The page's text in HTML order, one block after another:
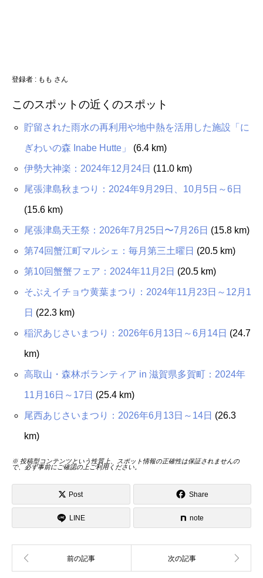
登録者 : もも さん
このスポットの近くのスポット
貯留された雨水の再利用や地中熱を活用した施設「に
ぎわいの森 Inabe Hutte」 (6.4 km)
伊勢大神楽：2024年12月24日 (11.0 km)
尾張津島秋まつり：2024年9月29日、10月5日～6日
(15.6 km)
尾張津島天王祭：2026年7月25日〜7月26日 (15.8 km)
第74回蟹江町マルシェ：毎月第三土曜日 (20.5 km)
第10回蟹蟹フェア：2024年11月2日 (20.5 km)
そぶえイチョウ黄葉まつり：2024年11月23日～12月1
日 (22.3 km)
稲沢あじさいまつり：2026年6月13日～6月14日 (24.7
km)
高取山・森林ボランティア in 滋賀県多賀町：2024年
11月16日～17日 (25.4 km)
尾西あじさいまつり：2026年6月13日～14日 (26.3
km)
※ 投稿型コンテンツという性質上、スポット情報の正確性は保証されませんの
で、必ず事前にご確認の上ご利用ください。
Post Share
LINE note